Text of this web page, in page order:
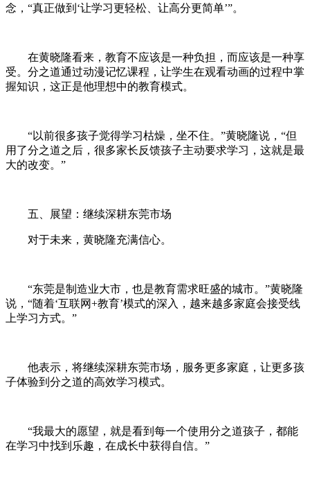
念，“真正做到‘让学习更轻松、让高分更简单’”。
在黄晓隆看来，教育不应该是一种负担，而应该是一种享
受。分之道通过动漫记忆课程，让学生在观看动画的过程中掌
握知识，这正是他理想中的教育模式。
“以前很多孩子觉得学习枯燥，坐不住。”黄晓隆说，“但
用了分之道之后，很多家长反馈孩子主动要求学习，这就是最
大的改变。”
五、展望：继续深耕东莞市场
对于未来，黄晓隆充满信心。
“东莞是制造业大市，也是教育需求旺盛的城市。”黄晓隆
说，“随着‘互联网+教育’模式的深入，越来越多家庭会接受线
上学习方式。”
他表示，将继续深耕东莞市场，服务更多家庭，让更多孩
子体验到分之道的高效学习模式。
“我最大的愿望，就是看到每一个使用分之道孩子，都能
在学习中找到乐趣，在成长中获得自信。”